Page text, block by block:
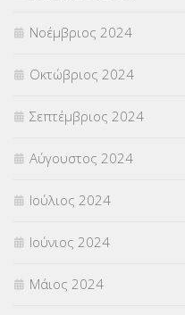
Νοέμβριος 2024
Οκτώβριος 2024
Σεπτέμβριος 2024
Αύγουστος 2024
Ιούλιος 2024
Ιούνιος 2024
Μάιος 2024